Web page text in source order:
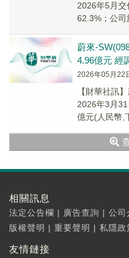
2026年5月
62.3%；公
蔚來-
4.96億元 經
2026年05月22
【財華社訊
2026年3月
億元(人民幣,
相關訊息
法定公告欄 | 廣告查詢 | 公司
版權聲明 | 重要聲明 | 私隱政
友情鏈接